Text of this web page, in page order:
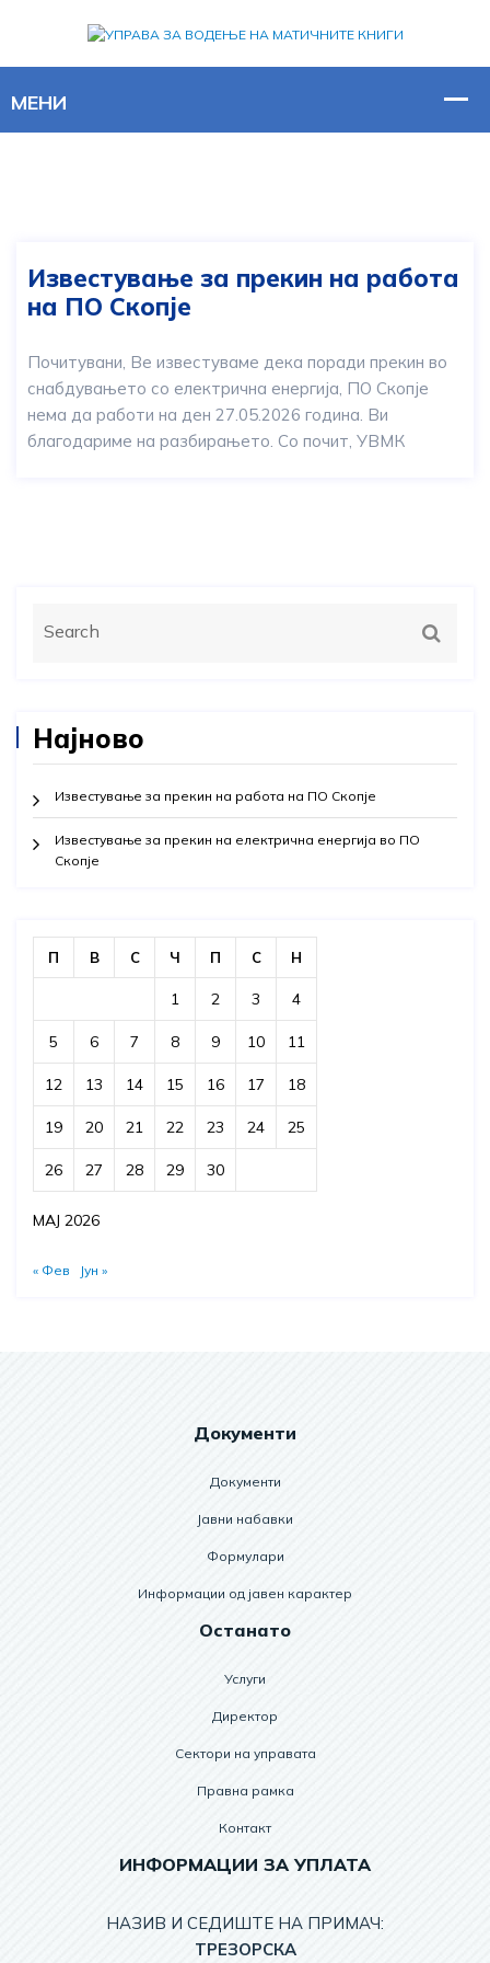
Известување за прекин на работа
на ПО Скопје
Почитувани, Ве известуваме дека поради прекин во
снабдувањето со електрична енергија, ПО Скопје
нема да работи на ден 27.05.2026 година. Ви
благодариме на разбирањето. Со почит, УВМК
Најново
Известување за прекин на работа на ПО Скопје
Известување за прекин на електрична енергија во ПО
Скопје
МАЈ 2026
П В С Ч П С Н
1 2 3 4
5 6 7 8 9 10 11
12 13 14 15 16 17 18
19 20 21 22 23 24 25
26 27 28 29 30
« Фев Јун »
Документи
Документи
Јавни набавки
Формулари
Информации од јавен карактер
Останато
Услуги
Директор
Сектори на управата
Правна рамка
Контакт
ИНФОРМАЦИИ ЗА УПЛАТА
НАЗИВ И СЕДИШТЕ НА ПРИМАЧ:
TРЕЗОРСКА